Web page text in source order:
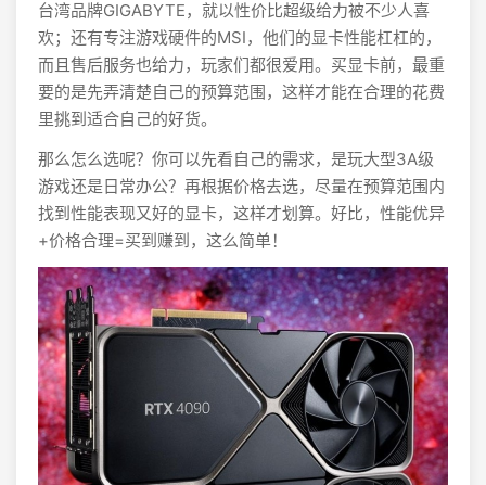
台湾品牌GIGABYTE，就以性价比超级给力被不少人喜
欢；还有专注游戏硬件的MSI，他们的显卡性能杠杠的，
而且售后服务也给力，玩家们都很爱用。买显卡前，最重
要的是先弄清楚自己的预算范围，这样才能在合理的花费
里挑到适合自己的好货。
那么怎么选呢？你可以先看自己的需求，是玩大型3A级
游戏还是日常办公？再根据价格去选，尽量在预算范围内
找到性能表现又好的显卡，这样才划算。好比，性能优异
+价格合理=买到赚到，这么简单！